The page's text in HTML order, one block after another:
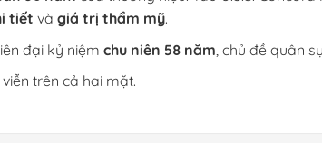
tiết và giá trị thẩm mỹ.
đại kỷ niệm chu niên 58 năm , chủ đề quân
trên cả hai mặt.